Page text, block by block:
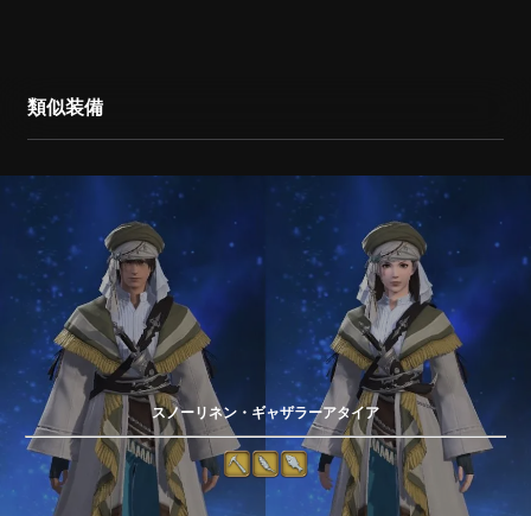
類似装備
スノーリネン・ギャザラーアタイア